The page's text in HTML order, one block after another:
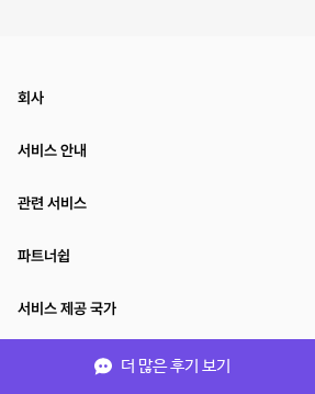
더 많은 후기 보기
회사
서비스 안내
관련 서비스
파트너쉽
서비스 제공 국가